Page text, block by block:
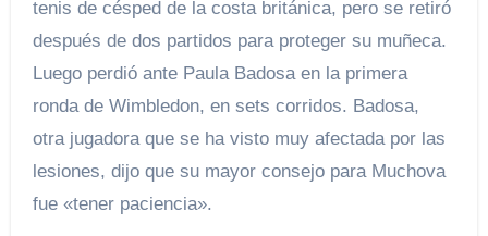
tenis de césped de la costa británica, pero se retiró
después de dos partidos para proteger su muñeca.
Luego perdió ante Paula Badosa en la primera
ronda de Wimbledon, en sets corridos. Badosa,
otra jugadora que se ha visto muy afectada por las
lesiones, dijo que su mayor consejo para Muchova
fue «tener paciencia».